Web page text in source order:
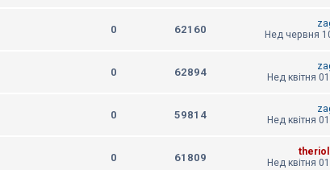
0 62160
Нед червня
0 62894
Нед квітня
0 59814
Нед квітня
0 61809
Нед квітня